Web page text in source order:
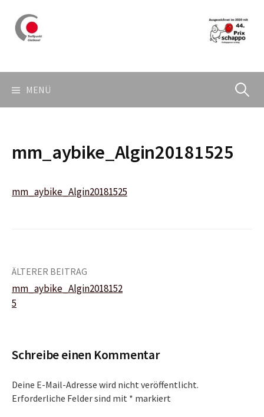
zum
Inhalt
MENÜ Suchen
mm_aybike_Algin20181525
mm_aybike_Algin20181525
Beitrags-
Navigation
ÄLTERER BEITRAG
mm_aybike_Algin2018152
5
Schreibe einen Kommentar
Deine E-Mail-Adresse wird nicht veröffentlicht.
Erforderliche Felder sind mit * markiert